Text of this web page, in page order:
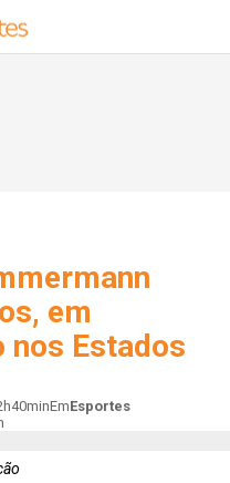
em
nos Estados
EmEsportes